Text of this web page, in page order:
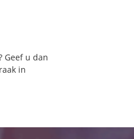
Geef u dan
in